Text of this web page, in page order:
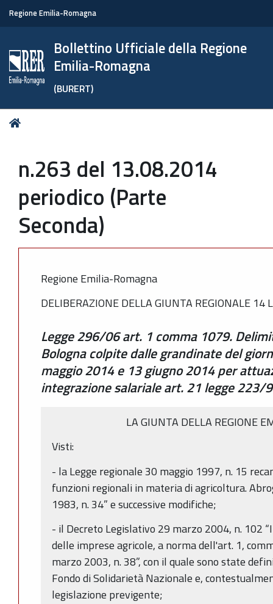
Regione Emilia-Romagna
Bollettino Ufficiale della Regione
Emilia-Romagna
(BURERT)
Tu
n.263 del 13.08.2014
periodico (Parte
Seconda)
Regione Emilia-Romagna
DELIBERAZIONE DELLA GIUNTA REGIONALE 14
Legge 296/06 art. 1 comma 1079.
Bologna colpite dalle grandinate del
maggio 2014 e 13 giugno 2014 per
integrazione salariale art. 21 legge 223/
LA GIUNTA DELLA REGIONE
Visti:
- la Legge regionale 30 maggio 1997, n. 15
funzioni regionali in materia di agricoltura.
1983, n. 34” e successive modifiche;
- il Decreto Legislativo 29 marzo 2004, n. 102
delle imprese agricole, a norma dell'art. 1,
marzo 2003, n. 38”, con il quale sono state
Fondo di Solidarietà Nazionale e,
legislazione previgente;